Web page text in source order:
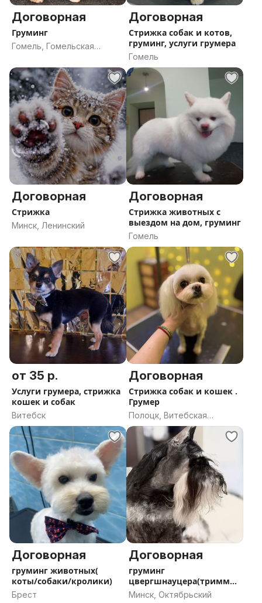
Договорная
Груминг
Гомель, Гомельская
Договорная
Стрижка собак и котов,
груминг, услуги грумера
Гомель
Договорная
Стрижка
Минск, Ленинский
Договорная
Стрижка животных с
выездом на дом, груминг
Гомель
от 35 р.
Услуги грумера, стрижка
кошек и собак
Витебск
Договорная
Стрижка собак и кошек .
Грумер
Полоцк, Витебская
область
Договорная
груминг животных(
коты/собаки/кролики)
Брест
Договорная
груминг
цвергшнауцера(триммин
г)
Минск, Октябрьский